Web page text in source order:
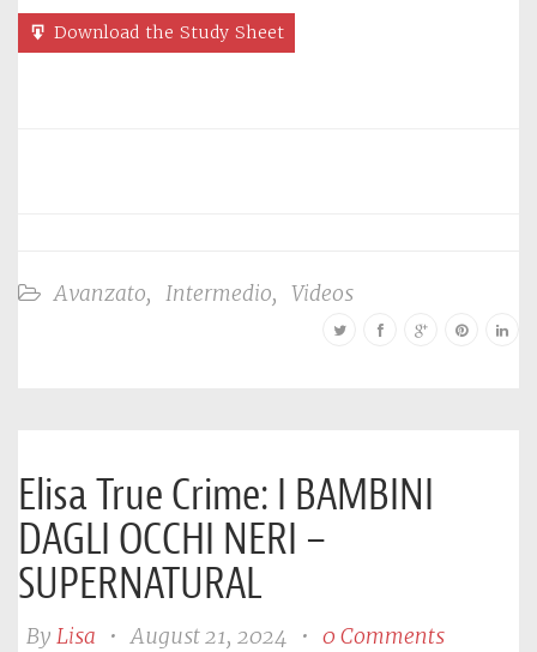
Download the Study Sheet
Avanzato, Intermedio, Videos
Elisa True Crime: I BAMBINI
DAGLI OCCHI NERI –
SUPERNATURAL
By Lisa • August 21, 2024 • 0 Comments